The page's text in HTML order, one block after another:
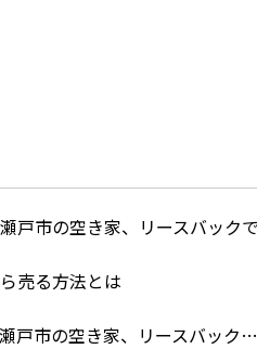
瀬戸市の空き家、リースバック…